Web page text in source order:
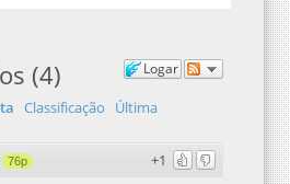
Logar
(4)
Classificação
Última
+1
76p